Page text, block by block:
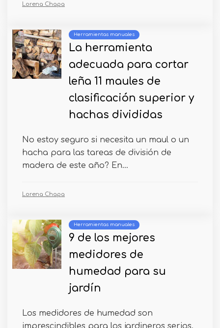
Lorena Chapa
Herramientas manuales
La herramienta
adecuada para cortar
leña 11 maules de
clasificación superior y
hachas divididas
No estoy seguro si necesita un maul o un
hacha para las tareas de división de
madera de este año? En...
Lorena Chapa
Herramientas manuales
9 de los mejores
medidores de
humedad para su
jardín
Los medidores de humedad son
imprescindibles para los jardineros serios.